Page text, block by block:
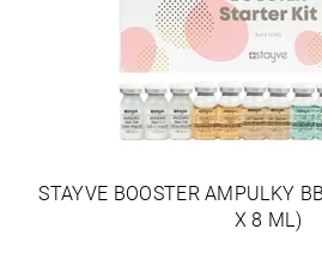
STAYVE BOOSTER AMPULKY
X 8 ML)